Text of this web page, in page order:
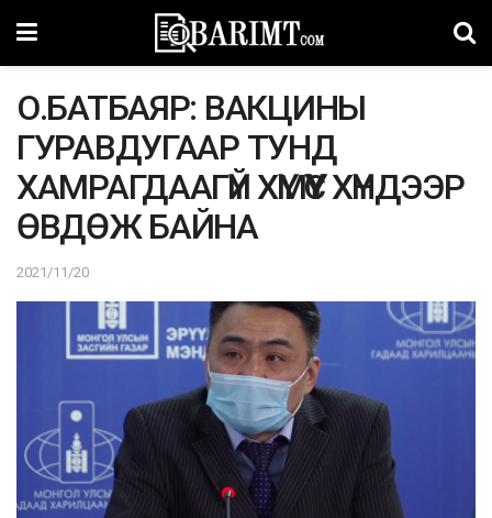
О.БАТБАЯР: ВАКЦИНЫ
ГУРАВДУГААР ТУНД
ХАМРАГДААГҮЙ ХҮМҮҮС ХҮНДЭЭР
ӨВДӨЖ БАЙНА
2021/11/20